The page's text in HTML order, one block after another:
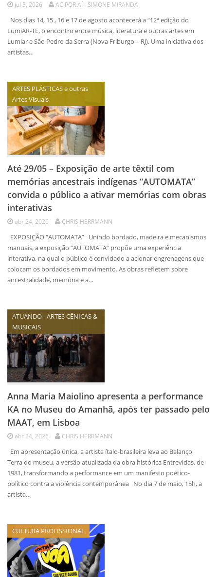
jul 3, 2026 AC POR AÍ - SIMONE MIRANDA
Nos dias 14, 15 , 16 e 17 de agosto acontecerá a “12ª edição do
LumiAR-TE, o encontro entre música, literatura e outras artes em
Lumiar e São Pedro da Serra (Nova Friburgo – RJ). Uma iniciativa dos
artistas…
ARTES PLÁSTICAS e outras
Artes Visuais
Até 29/05 – Exposição de arte têxtil com
memórias ancestrais indígenas “AUTOMATA”
convida o público a ativar memórias com obras
interativas
abr 24, 2026 CHRIS HERRMANN
EXPOSIÇÃO “AUTOMATA” Unindo bordado, madeira e mecanismos
manuais, a exposição “AUTOMATA” propõe uma experiência
interativa, na qual o público é convidado a acionar engrenagens que
colocam os bordados em movimento. As obras refletem sobre
ancestralidade, memória e a…
ATUANDO - ARTES CÊNICAS &
MUSICAIS
Anna Maria Maiolino apresenta a performance
KA no Museu do Amanhã, após ter passado pelo
MAAT, em Lisboa
abr 24, 2026 CHRIS HERRMANN
Em apresentação única, a artista ítalo-brasileira leva ao Balanço
Terra do museu, a versão atualizada da obra histórica Entrevidas, de
1981, transformando a performance em um manifesto poético-
político contra a violência contemporânea No dia 7 de maio, 15h, a
artista…
CULTURA PROFISSIONAL